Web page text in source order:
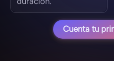
Cuenta tu